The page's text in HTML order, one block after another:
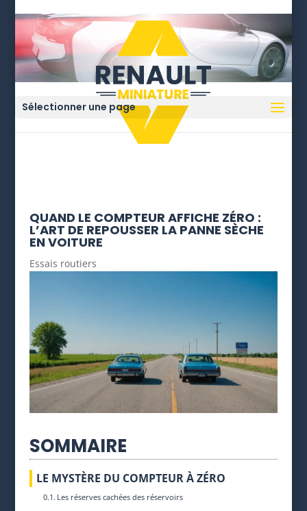
Sélectionner une page
QUAND LE COMPTEUR AFFICHE ZÉRO :
L’ART DE REPOUSSER LA PANNE SÈCHE
EN VOITURE
Essais routiers
SOMMAIRE
LE MYSTÈRE DU COMPTEUR À ZÉRO
Les réserves cachées des réservoirs